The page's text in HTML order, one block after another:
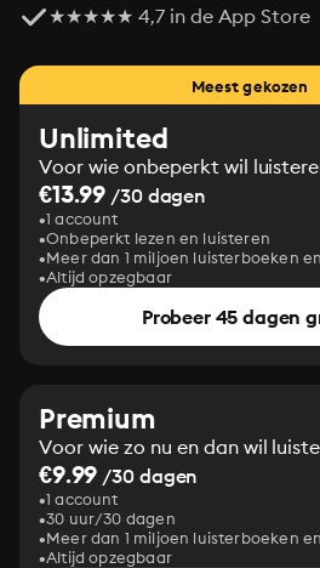
★★★★★ 4,7 in de App Store
Meest gekozen
Unlimited
Voor wie onbeperkt wil
€13.99 /30 dagen
1 account
Onbeperkt lezen en luisteren
Meer dan 1 miljoen luisterboeken
Altijd opzegbaar
Probeer 45 dagen
Premium
Voor wie zo nu en dan wil
€9.99 /30 dagen
1 account
30 uur/30 dagen
Meer dan 1 miljoen luisterboeken
Altijd opzegbaar